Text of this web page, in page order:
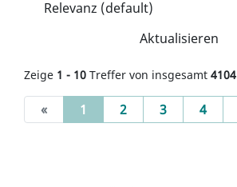
Aktualisieren
Zeige 1 - 10 Treffer von insgesamt 4104
« 1 (current)
2 3 4